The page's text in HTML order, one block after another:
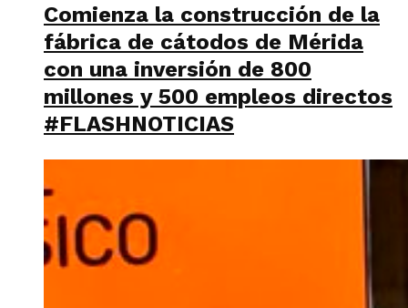
Comienza la construcción de la
fábrica de cátodos de Mérida
con una inversión de 800
millones y 500 empleos directos
#FLASHNOTICIAS